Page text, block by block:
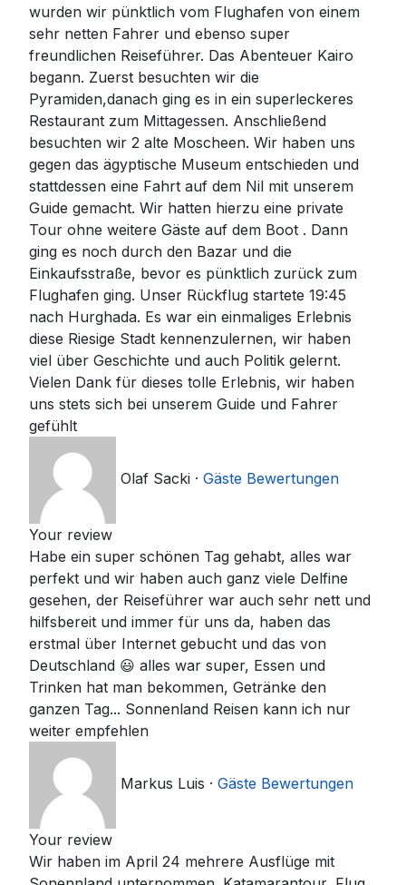
wurden wir pünktlich vom Flughafen von einem
sehr netten Fahrer und ebenso super
freundlichen Reiseführer. Das Abenteuer Kairo
begann. Zuerst besuchten wir die
Pyramiden,danach ging es in ein superleckeres
Restaurant zum Mittagessen. Anschließend
besuchten wir 2 alte Moscheen. Wir haben uns
gegen das ägyptische Museum entschieden und
stattdessen eine Fahrt auf dem Nil mit unserem
Guide gemacht. Wir hatten hierzu eine private
Tour ohne weitere Gäste auf dem Boot . Dann
ging es noch durch den Bazar und die
Einkaufsstraße, bevor es pünktlich zurück zum
Flughafen ging. Unser Rückflug startete 19:45
nach Hurghada. Es war ein einmaliges Erlebnis
diese Riesige Stadt kennenzulernen, wir haben
viel über Geschichte und auch Politik gelernt.
Vielen Dank für dieses tolle Erlebnis, wir haben
uns stets sich bei unserem Guide und Fahrer
gefühlt
Olaf Sacki · Gäste Bewertungen
Your review
Habe ein super schönen Tag gehabt, alles war
perfekt und wir haben auch ganz viele Delfine
gesehen, der Reiseführer war auch sehr nett und
hilfsbereit und immer für uns da, haben das
erstmal über Internet gebucht und das von
Deutschland 😃 alles war super, Essen und
Trinken hat man bekommen, Getränke den
ganzen Tag... Sonnenland Reisen kann ich nur
weiter empfehlen
Markus Luis · Gäste Bewertungen
Your review
Wir haben im April 24 mehrere Ausflüge mit